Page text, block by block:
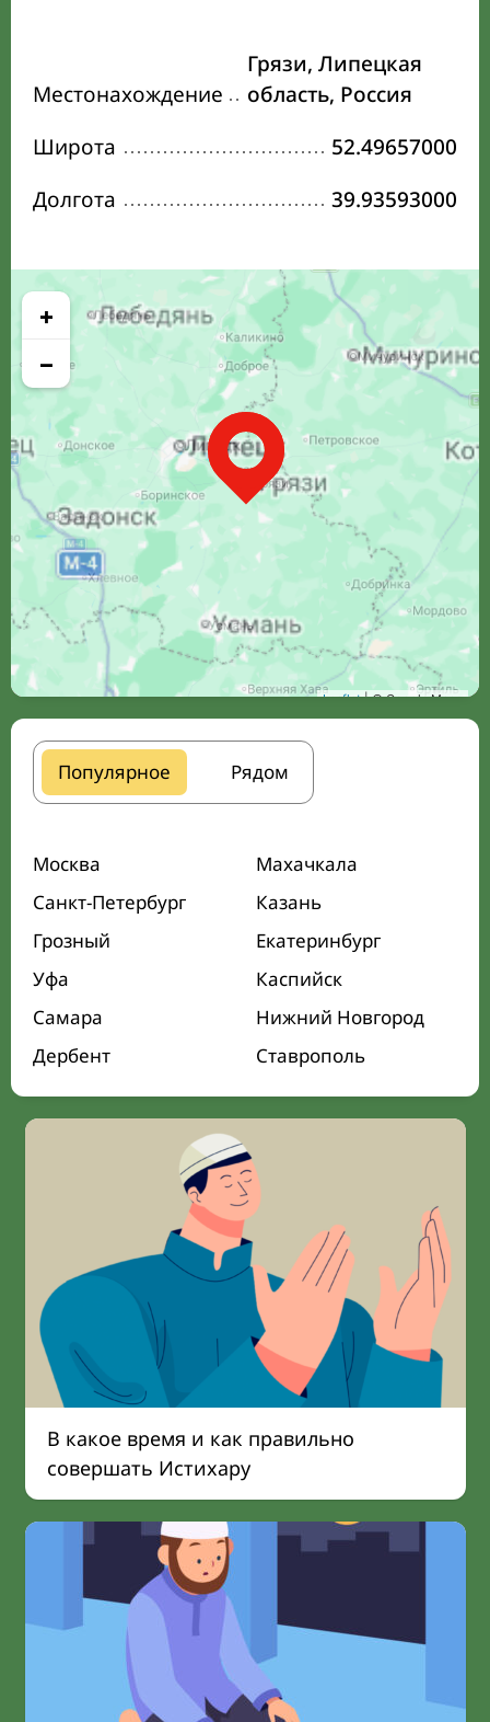
Местонахождение
Грязи, Липецкая
область, Россия
Широта
52.49657000
Долгота
39.93593000
+
−
Leaflet| © Google Maps
Популярное Рядом
Москва
Махачкала
Санкт-Петербург
Казань
Грозный
Екатеринбург
Уфа
Каспийск
Самара
Нижний Новгород
Дербент
Ставрополь
В какое время и как правильно
совершать Истихару